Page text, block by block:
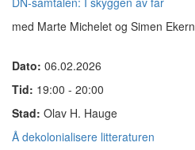
med Marte Michelet og Simen Ekern
Dato: 06.02.2026
Tid: 19:00 - 20:00
Stad: Olav H. Hauge
Å dekolonialisere litteraturen